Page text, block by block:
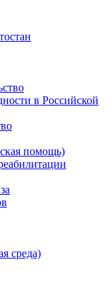
в Российской
помощь)
среда)